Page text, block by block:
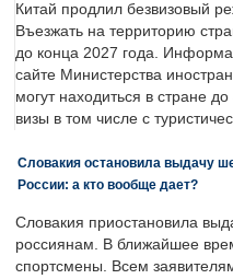
Китай продлил безвизовый
Въезжать на территорию
до конца 2027 года.
сайте Министерства
могут находиться в стране
визы в том числе с
Словакия остановила выдачу
России: а кто вообще дает?
Словакия приостановила
россиянам. В ближайшее
спортсмены. Всем